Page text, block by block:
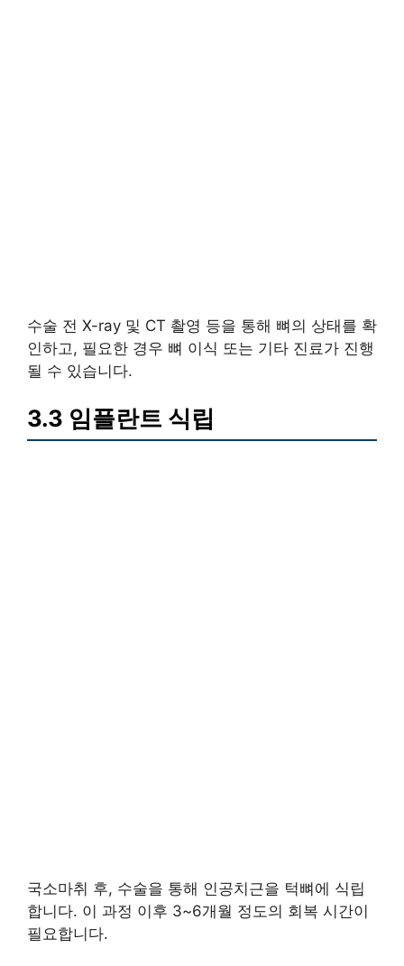
수술 전 X-ray 및 CT 촬영 등을 통해 뼈의 상태를 확
인하고, 필요한 경우 뼈 이식 또는 기타 진료가 진행
될 수 있습니다.
3.3 임플란트 식립
국소마취 후, 수술을 통해 인공치근을 턱뼈에 식립
합니다. 이 과정 이후 3~6개월 정도의 회복 시간이
필요합니다.